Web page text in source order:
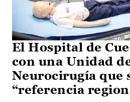
El Hospital de
con una Unidad
Neurocirugía que
“referencia